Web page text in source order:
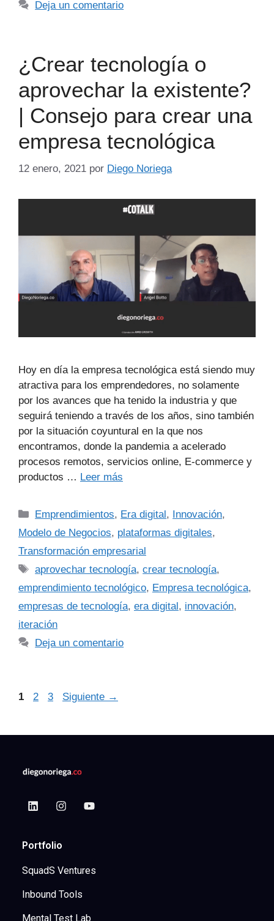
Deja un comentario
¿Crear tecnología o
aprovechar la existente?
| Consejo para crear una
empresa tecnológica
12 enero, 2021 por Diego Noriega
Hoy en día la empresa tecnológica está siendo muy
atractiva para los emprendedores, no solamente
por los avances que ha tenido la industria y que
seguirá teniendo a través de los años, sino también
por la situación coyuntural en la que nos
encontramos, donde la pandemia a acelerado
procesos remotos, servicios online, E-commerce y
productos … Leer más
Emprendimientos, Era digital, Innovación,
Modelo de Negocios, plataformas digitales,
Transformación empresarial
aprovechar tecnología,crear tecnología,
emprendimiento tecnológico, Empresa tecnológica,
empresas de tecnología, era digital, innovación,
iteración
Deja un comentario
1 2 3 Siguiente →
Portfolio
SquadS Ventures
Inbound Tools
Mental Test Lab